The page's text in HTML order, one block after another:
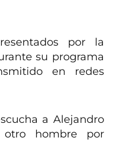
por la
su programa
en redes
a Alejandro
otro hombre por